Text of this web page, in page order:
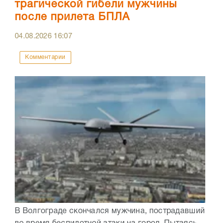
трагической гибели мужчины
после прилета БПЛА
04.08.2026 16:07
Комментарии
В Волгограде скончался мужчина, пострадавший